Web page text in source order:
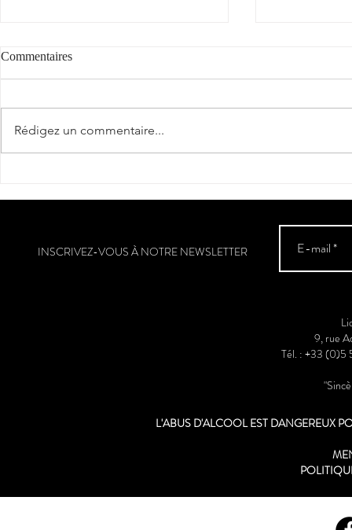
"Cantèra"
Commentaires
Rédigez un commentaire...
INSCRIVEZ-VOUS À NOTRE NEWSLETTER
9, rue
Tél. : +33
L'ABUS D'ALCOOL EST DANGEREUX